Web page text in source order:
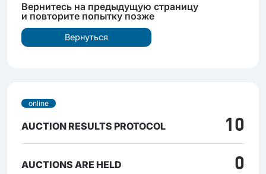
Вернитесь на предыдущую страницу
и повторите попытку позже
Вернуться
online
AUCTION RESULTS PROTOCOL 10
AUCTIONS ARE HELD 0